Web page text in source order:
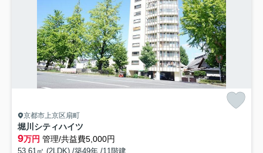
京都市上京区扇町
堀川シティハイツ
9万円 管理/共益費5,000円
53.61㎡ (2LDK) /築49年 /11階建